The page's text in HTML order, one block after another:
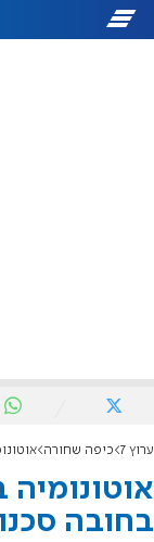
ערוץ 7 כיפה שחורה
בחובה